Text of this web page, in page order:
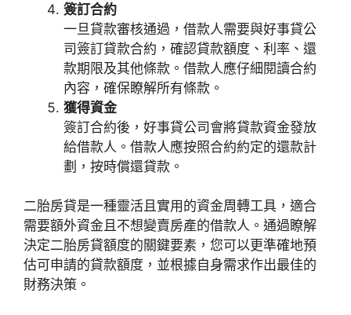
簽訂合約
一旦貸款審核通過，借款人需要與好事貸公
司簽訂貸款合約，確認貸款額度、利率、還
款期限及其他條款。借款人應仔細閱讀合約
內容，確保瞭解所有條款。
獲得資金
簽訂合約後，好事貸公司會將貸款資金發放
給借款人。借款人應按照合約約定的還款計
劃，按時償還貸款。
二胎房貸是一種靈活且實用的資金周轉工具，適合
需要額外資金且不想變賣房產的借款人。通過瞭解
決定二胎房貸額度的關鍵要素，您可以更準確地預
估可申請的貸款額度，並根據自身需求作出最佳的
財務決策。